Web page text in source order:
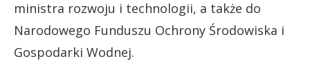
ministra rozwoju i technologii, a także do
Narodowego Funduszu Ochrony Środowiska i
Gospodarki Wodnej.